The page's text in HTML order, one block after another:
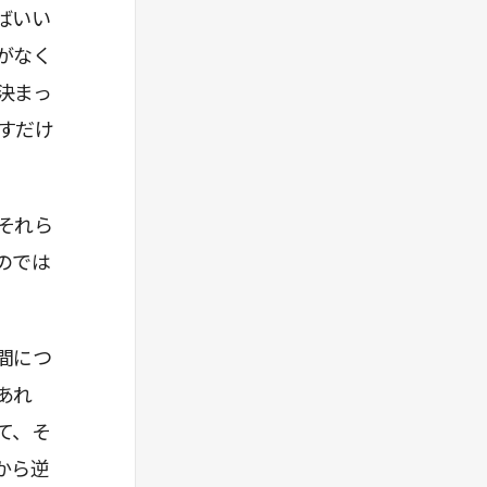
いい
なく
まっ
だけ
れら
では
につ
れ
、そ
ら逆